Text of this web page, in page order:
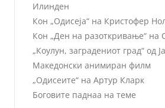
Илинден
Кон „Одисеја“ на Кристофер
Кон „Ден на разоткривање“ на
„Коулун, заградениот град“ од
Македонски анимиран филм
„Одисеите“ на Артур Кларк
Боговите паднаа на теме